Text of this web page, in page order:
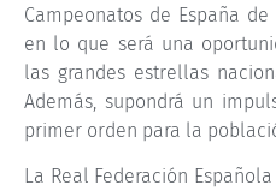
Campeonatos de España
en lo que será una
las grandes estrellas
Además, supondrá un
primer orden para la
La Real Federación